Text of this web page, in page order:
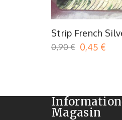
Strip French
0,90 € 0,45 €
Magasin